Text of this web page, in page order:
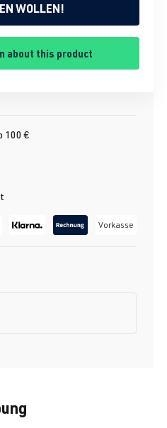
WOLLEN!
about this product
100 €
Vorkasse